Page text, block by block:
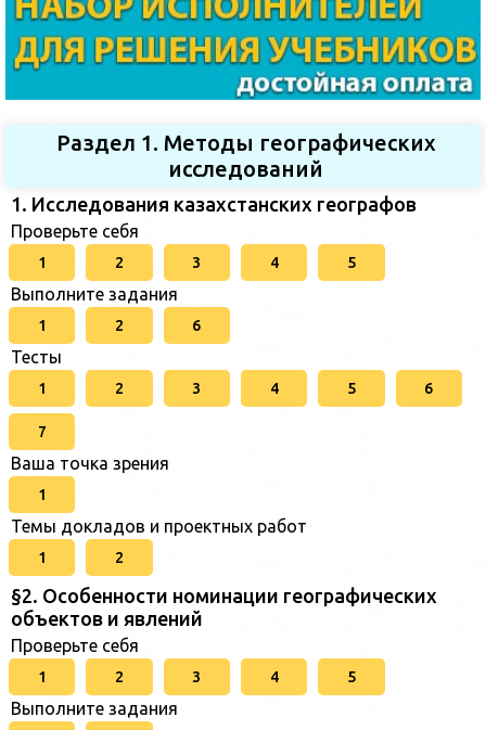
Раздел 1. Методы географических
исследований
1. Исследования казахстанских географов
Проверьте себя
1 2 3 4 5
Выполните задания
1 2 6
Тесты
1 2 3 4 5 6
7
Ваша точка зрения
1
Темы докладов и проектных работ
1 2
§2. Особенности номинации географических
объектов и явлений
Проверьте себя
1 2 3 4 5
Выполните задания